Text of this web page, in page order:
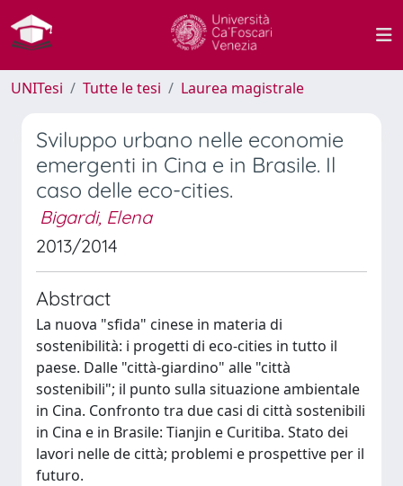
UNITesi Tutte le tesi Laurea magistrale
Sviluppo urbano nelle economie
emergenti in Cina e in Brasile. Il
caso delle eco-cities.
Bigardi, Elena
2013/2014
Abstract
La nuova "sfida" cinese in materia di
sostenibilità: i progetti di eco-cities in tutto il
paese. Dalle "città-giardino" alle "città
sostenibili"; il punto sulla situazione ambientale
in Cina. Confronto tra due casi di città sostenibili
in Cina e in Brasile: Tianjin e Curitiba. Stato dei
lavori nelle de città; problemi e prospettive per il
futuro.